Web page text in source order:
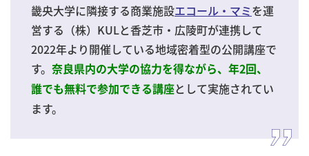
畿央大学に隣接する商業施設エコール・マミを運
営する（株）KULと香芝市・広陵町が連携して
2022年より開催している地域密着型の公開講座で
す。
奈良県内の大学の協力を得ながら、年2回、
誰でも無料で参加できる講座として実施されてい
ます。